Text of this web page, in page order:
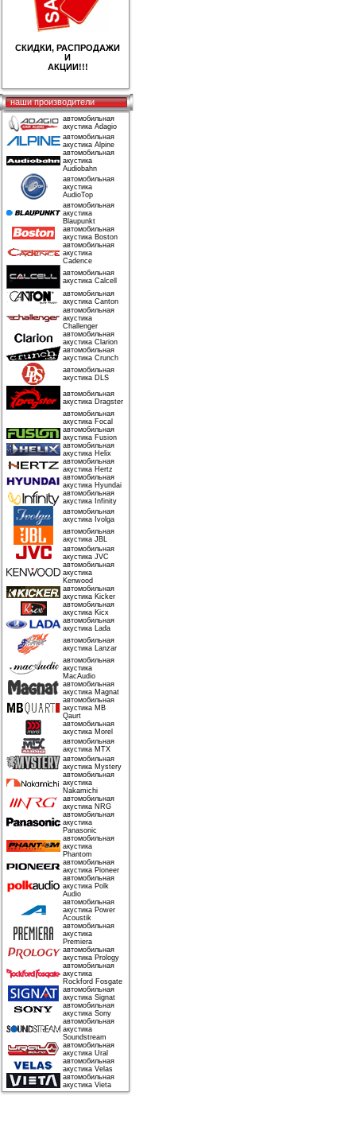
СКИДКИ, РАСПРОДАЖИ
И
АКЦИИ!!!
наши производители
автомобильная
акустика Adagio
автомобильная
акустика Alpine
автомобильная
акустика
Audiobahn
автомобильная
акустика
AudioTop
автомобильная
акустика
Blaupunkt
автомобильная
акустика Boston
автомобильная
акустика
Cadence
автомобильная
акустика Calcell
автомобильная
акустика Canton
автомобильная
акустика
Challenger
автомобильная
акустика Clarion
автомобильная
акустика Crunch
автомобильная
акустика DLS
автомобильная
акустика Dragster
автомобильная
акустика Focal
автомобильная
акустика Fusion
автомобильная
акустика Helix
автомобильная
акустика Hertz
автомобильная
акустика Hyundai
автомобильная
акустика Infinity
автомобильная
акустика Ivolga
автомобильная
акустика JBL
автомобильная
акустика JVC
автомобильная
акустика
Kenwood
автомобильная
акустика Kicker
автомобильная
акустика Kicx
автомобильная
акустика Lada
автомобильная
акустика Lanzar
автомобильная
акустика
MacAudio
автомобильная
акустика Magnat
автомобильная
акустика MB
Qaurt
автомобильная
акустика Morel
автомобильная
акустика MTX
автомобильная
акустика Mystery
автомобильная
акустика
Nakamichi
автомобильная
акустика NRG
автомобильная
акустика
Panasonic
автомобильная
акустика
Phantom
автомобильная
акустика Pioneer
автомобильная
акустика Polk
Audio
автомобильная
акустика Power
Acoustik
автомобильная
акустика
Premiera
автомобильная
акустика Prology
автомобильная
акустика
Rockford Fosgate
автомобильная
акустика Signat
автомобильная
акустика Sony
автомобильная
акустика
Soundstream
автомобильная
акустика Ural
автомобильная
акустика Velas
автомобильная
акустика Vieta